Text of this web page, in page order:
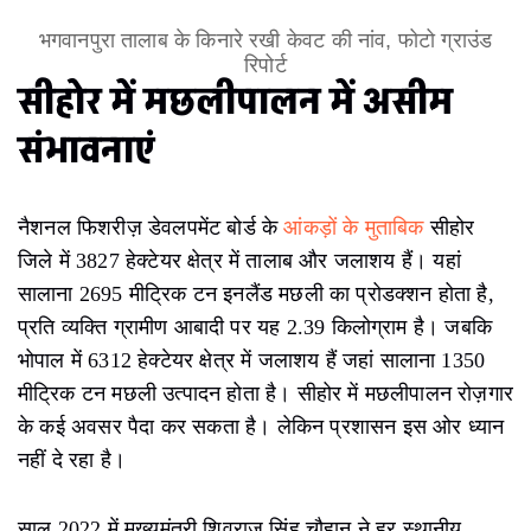
भगवानपुरा तालाब के किनारे रखी केवट की नांव, फोटो ग्राउंड